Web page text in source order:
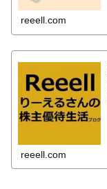
reeell.com
reeell.com